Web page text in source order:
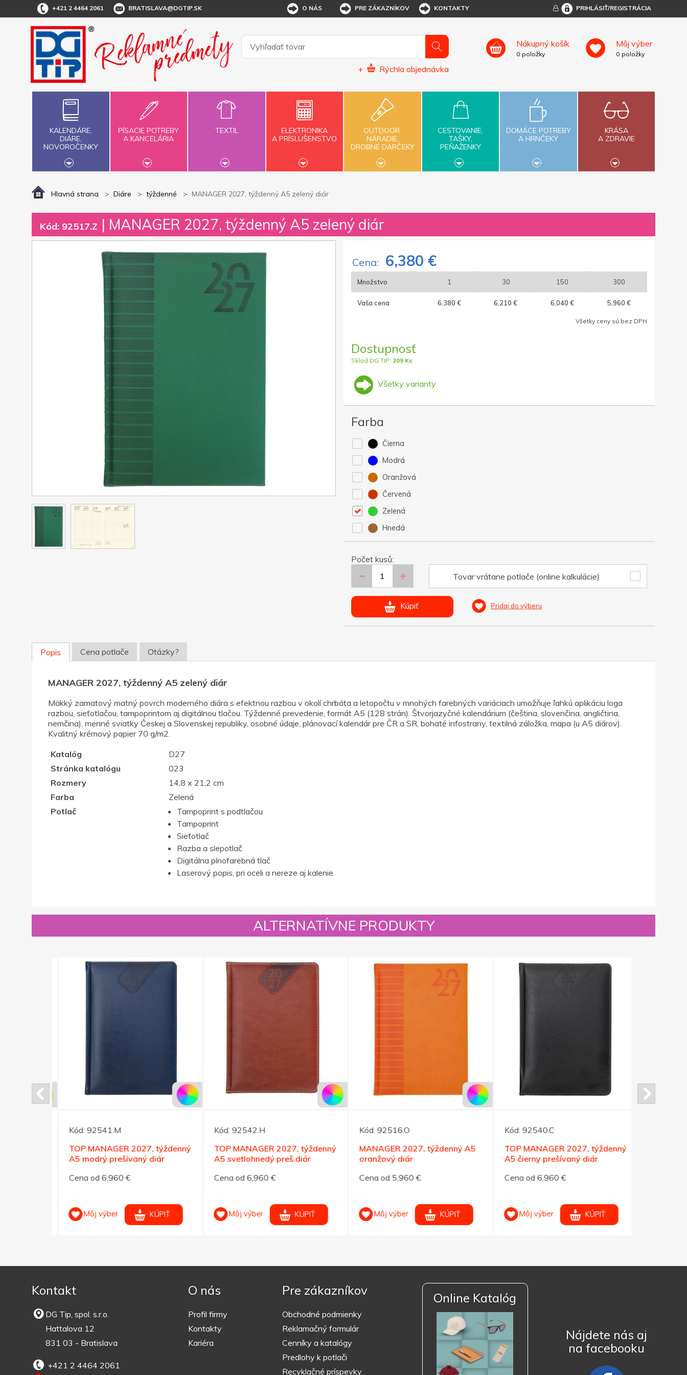
+421 2 4464 2061 BRATISLAVA@DGTIP.SK O NÁS PRE ZÁKAZNÍKOV KONTAKTY PRIHLÁSIŤ/REGISTRÁCIA
+ Rýchla objednávka
Nákupný košík
0 položky
Môj výber
0 položky
KALENDÁRE,
DIÁRE,
NOVOROČENKY
PÍSACIE POTREBY
A KANCELÁRIA
TEXTIL
ELEKTRONIKA
A PRÍSLUŠENSTVO
OUTDOOR,
NÁRADIE,
DROBNÉ DARČEKY
CESTOVANIE,
TAŠKY,
PEŇAŽENKY
DOMÁCE POTREBY
A HRNČEKY
KRÁSA
A ZDRAVIE
Hlavná strana Diáre týždenné MANAGER 2027, týždenný A5 zelený diár
Kód: 92517.Z | MANAGER 2027, týždenný A5 zelený diár
Cena: 6,380 €
Množstvo 1 30 150 300
Vaša cena 6,380 € 6,210 € 6,040 € 5,960 €
Všetky ceny sú bez DPH
Dostupnosť
Sklad DG TIP: 209 Ks
Všetky varianty
Farba
Čierna
Modrá
Oranžová
Červená
Zelená
Hnedá
Počet kusů:
Tovar vrátane potlače (online kalkulácie)
Kúpiť Pridaj do výberu
Popis Cena potlače Otázky?
MANAGER 2027, týždenný A5 zelený diár
Mäkký zamatový matný povrch moderného diára s efektnou razbou v okolí chrbáta a letopočtu v mnohých farebných variáciach umožňuje ľahkú aplikáciu loga
razbou, sieťotlačou, tampoprintom aj digitálnou tlačou. Týždenné prevedenie, formát A5 (128 strán). Štvorjazyčné kalendárium (čeština, slovenčina, angličtina,
nemčina), menné sviatky Českej a Slovenskej republiky, osobné údaje, plánovací kalendár pre ČR a SR, bohaté infostrany, textilná záložka, mapa (u A5 diárov).
Kvalitný krémový papier 70 g/m2.
Katalóg
D27
Stránka katalógu
023
Rozmery
14,8 x 21,2 cm
Farba
Zelená
Potlač
Tampoprint s podtlačou
Tampoprint
Sieťotlač
Razba a slepotlač
Digitálna plnofarebná tlač
Laserový popis, pri oceli a nereze aj kalenie
ALTERNATÍVNE PRODUKTY
Kód:92541.M
TOP MANAGER 2027, týždenný
A5 modrý prešívaný diár
Cena od 6,960 €
Môj výber KÚPIŤ
Kód:92542.H
TOP MANAGER 2027, týždenný
A5 svetlohnedý preš.diár
Cena od 6,960 €
Môj výber KÚPIŤ
Kód:92516.O
MANAGER 2027, týždenný A5
oranžový diár
Cena od 5,960 €
Môj výber KÚPIŤ
Kód:92540.C
TOP MANAGER 2027, týždenný
A5 čierny prešívaný diár
Cena od 6,960 €
Môj výber KÚPIŤ
Kontakt
DG Tip, spol. s.r.o.
Hattalova 12
831 03 - Bratislava
+421 2 4464 2061
O nás
Profil firmy
Kontakty
Kariéra
Pre zákazníkov
Obchodné podmienky
Reklamačný formulár
Cenníky a katalógy
Predlohy k potlači
Recyklačné príspevky
Online Katalóg
Nájdete nás aj
na facebooku